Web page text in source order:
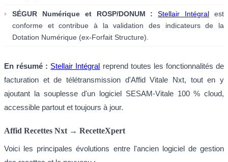
› SÉGUR Numérique et ROSP/DONUM : Stellair Intégral est
conforme et contribue à la validation des indicateurs de la
Dotation Numérique (ex-Forfait Structure).
En résumé : Stellair Intégral reprend toutes les fonctionnalités de
facturation et de télétransmission d'Affid Vitale Nxt, tout en y
ajoutant la souplesse d'un logiciel SESAM-Vitale 100 % cloud,
accessible partout et toujours à jour.
Affid Recettes Nxt → RecetteXpert
Voici les principales évolutions entre l'ancien logiciel de gestion